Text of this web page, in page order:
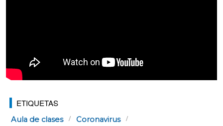
ETIQUETAS
Aula de clases Coronavirus